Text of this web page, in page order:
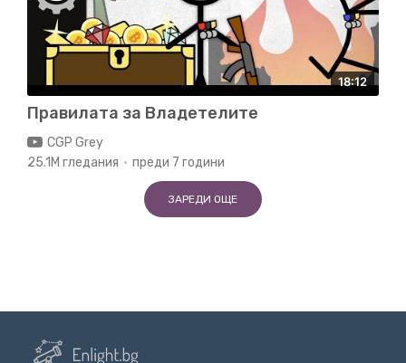
18:12
Правилата за Владетелите
CGP Grey
25.1M гледания
преди 7 години
ЗАРЕДИ ОЩЕ